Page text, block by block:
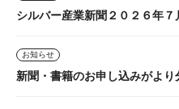
シルバー産業新聞２０２６年７
お知らせ
新聞・書籍のお申し込みがより